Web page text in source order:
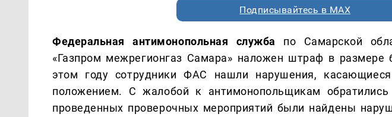
Подписывайтесь в MAX
Федеральная антимонопольная служба по Самарской
«Газпром межрегионгаз Самара» наложен штраф в размере
этом году сотрудники ФАС нашли нарушения, касающиеся
положением. С жалобой к антимонопольщикам
проведенных проверочных мероприятий были найдены